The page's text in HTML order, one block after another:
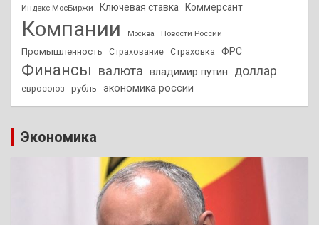
Индекс МосБиржи Ключевая ставка Коммерсант
Компании Москва Новости России
Промышленность Страхование Страховка ФРС
Финансы валюта владимир путин доллар
евросоюз рубль экономика россии
Экономика